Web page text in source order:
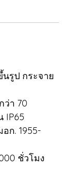
รูป กระจาย
ว่า 70
IP65
ก. 1955-
ชั่วโมง